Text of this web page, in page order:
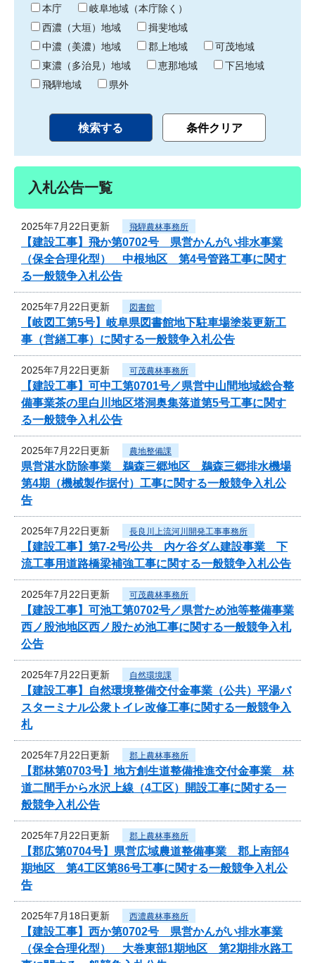
わ
り
本庁
岐阜地域（本庁除く）
西濃（大垣）地域
揖斐地域
中濃（美濃）地域
郡上地域
可茂地域
東濃（多治見）地域
恵那地域
下呂地域
飛騨地域
県外
入札公告一覧
2025年7月22日更新 飛騨農林事務所
【建設工事】飛か第0702号 県営かんがい排水事業
（保全合理化型） 中根地区 第4号管路工事に関す
る一般競争入札公告
2025年7月22日更新 図書館
【岐図工第5号】岐阜県図書館地下駐車場塗装更新工
事（営繕工事）に関する一般競争入札公告
2025年7月22日更新 可茂農林事務所
【建設工事】可中工第0701号／県営中山間地域総合整
備事業茶の里白川地区塔洞奥集落道第5号工事に関す
る一般競争入札公告
2025年7月22日更新 農地整備課
県営湛水防除事業 鵜森三郷地区 鵜森三郷排水機場
第4期（機械製作据付）工事に関する一般競争入札公
告
2025年7月22日更新 長良川上流河川開発工事事務所
【建設工事】第7-2号/公共 内ケ谷ダム建設事業 下
流工事用道路橋梁補強工事に関する一般競争入札公告
2025年7月22日更新 可茂農林事務所
【建設工事】可池工第0702号／県営ため池等整備事業
西ノ股池地区西ノ股ため池工事に関する一般競争入札
公告
2025年7月22日更新 自然環境課
【建設工事】自然環境整備交付金事業（公共）平湯バ
スターミナル公衆トイレ改修工事に関する一般競争入
札
2025年7月22日更新 郡上農林事務所
【郡林第0703号】地方創生道整備推進交付金事業 林
道二間手から水沢上線（4工区）開設工事に関する一
般競争入札公告
2025年7月22日更新 郡上農林事務所
【郡広第0704号】県営広域農道整備事業 郡上南部4
期地区 第4工区第86号工事に関する一般競争入札公
告
2025年7月18日更新 西濃農林事務所
【建設工事】西か第0702号 県営かんがい排水事業
（保全合理化型） 大巻東部1期地区 第2期排水路工